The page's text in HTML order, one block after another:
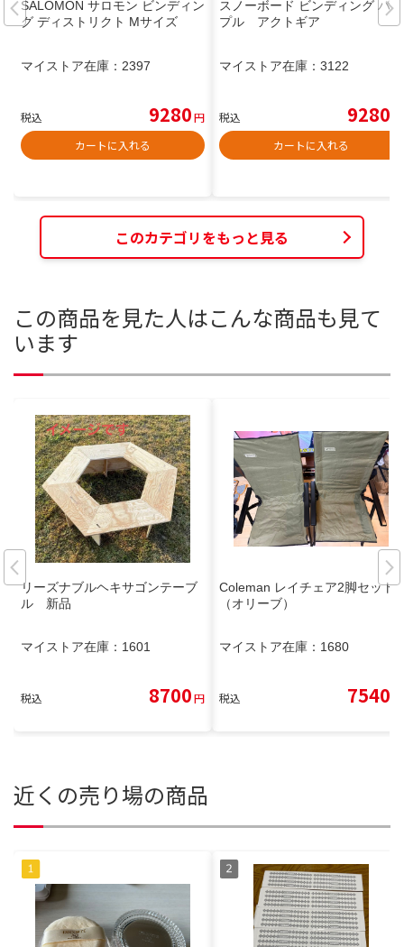
SALOMON サロモン ビンディン
グ ディストリクト Mサイズ
マイストア在庫： 2397
税込 9280円
カートに入れる
スノーボード ビンディング パー
プル アクトギア
マイストア在庫： 3122
税込 9280
カートに入れる
このカテゴリをもっと見る
この商品を見た人はこんな商品も見て
います
リーズナブルヘキサゴンテーブ
ル 新品
マイストア在庫： 1601
税込 8700円
Coleman レイチェア2脚セット
（オリーブ）
マイストア在庫： 1680
税込 7540
近くの売り場の商品